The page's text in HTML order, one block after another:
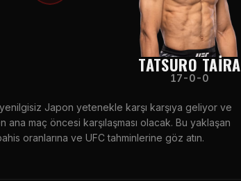
TATSURO TAIRA
17-0-0
Japon yetenekle karşı karşıya geliyor ve
maç öncesi karşılaşması olacak. Bu yaklaşan
oranlarına ve UFC tahminlerine göz atın.